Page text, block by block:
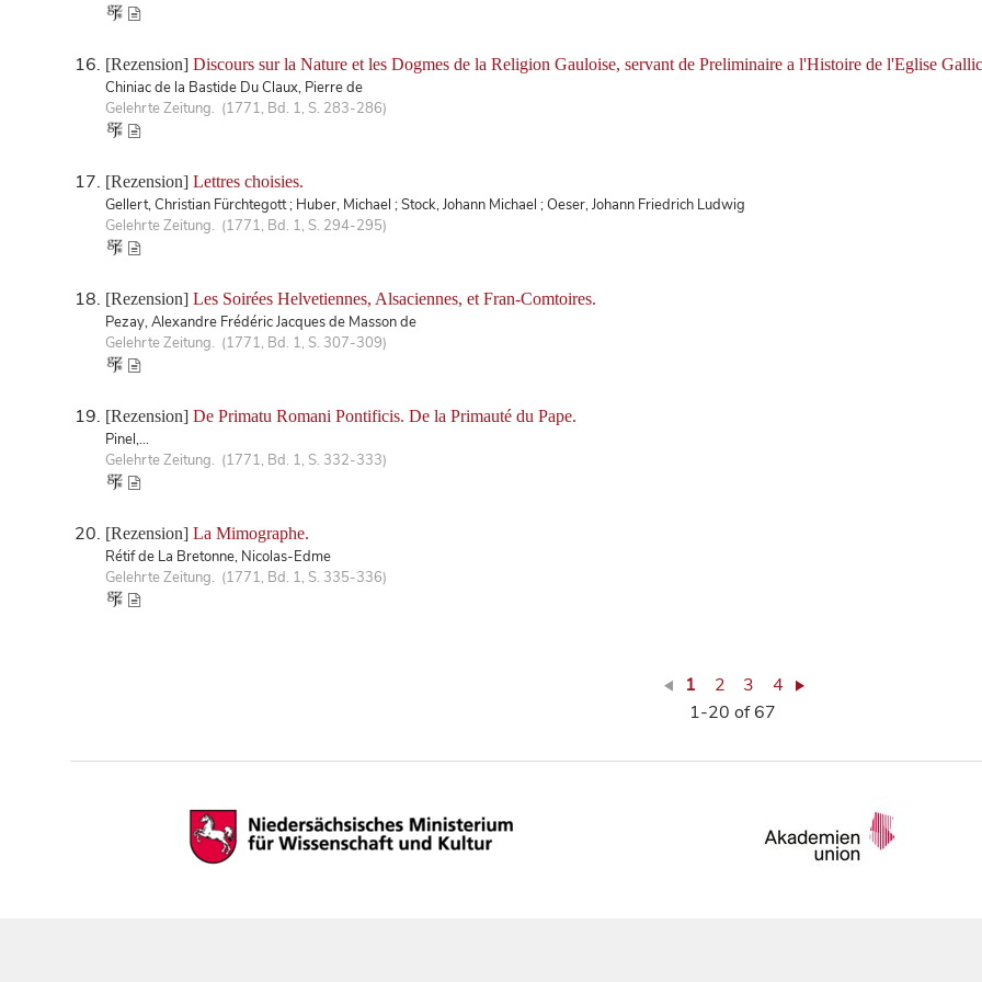
[Rezension] Discours sur la Nature et les Dogmes de la Religion Gauloise, servant de Preliminaire a l'Histoire de l'Eglise
Chiniac de la Bastide Du Claux, Pierre de
Gelehrte Zeitung. (1771, Bd. 1, S. 283-286)
[Rezension] Lettres choisies.
Gellert, Christian Fürchtegott ; Huber, Michael ; Stock, Johann Michael ; Oeser, Johann Friedrich Ludwig
Gelehrte Zeitung. (1771, Bd. 1, S. 294-295)
[Rezension] Les Soirées Helvetiennes, Alsaciennes, et Fran-Comtoires.
Pezay, Alexandre Frédéric Jacques de Masson de
Gelehrte Zeitung. (1771, Bd. 1, S. 307-309)
[Rezension] De Primatu Romani Pontificis. De la Primauté du Pape.
Pinel,...
Gelehrte Zeitung. (1771, Bd. 1, S. 332-333)
[Rezension] La Mimographe.
Rétif de La Bretonne, Nicolas-Edme
Gelehrte Zeitung. (1771, Bd. 1, S. 335-336)
1 2 3
4
1-20 of 67